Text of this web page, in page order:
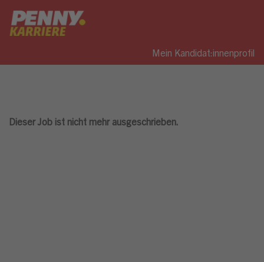
Mein Kandidat:innenprofil
Dieser Job ist nicht mehr ausgeschrieben.